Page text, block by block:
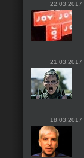
22.03.2017
21.03.2017
18.03.2017